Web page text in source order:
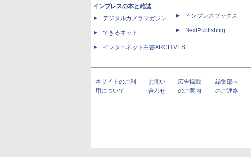
インプレスの本と雑誌
デジタルカメラマガジン
できるネット
インターネット白書ARCHIVES
インプレスブックス
NextPublishing
本サイトのご利
用について
お問い
合わせ
広告掲載
のご案内
編集部へ
のご連絡